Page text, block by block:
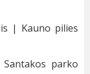
| Kauno pilies
parko